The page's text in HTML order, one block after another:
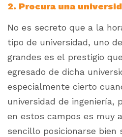
2. Procura una
No es secreto que a la
tipo de universidad, uno
grandes es el prestigio
egresado de dicha
especialmente cierto
universidad de ingeniería,
en estos campos es muy
sencillo posicionarse bien